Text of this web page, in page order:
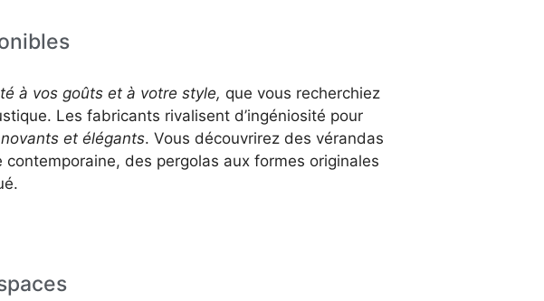
à vos goûts et à votre style, que vous recherchiez
Les fabricants rivalisent d’ingéniosité pour
et élégants. Vous découvrirez des vérandas
contemporaine, des pergolas aux formes originales